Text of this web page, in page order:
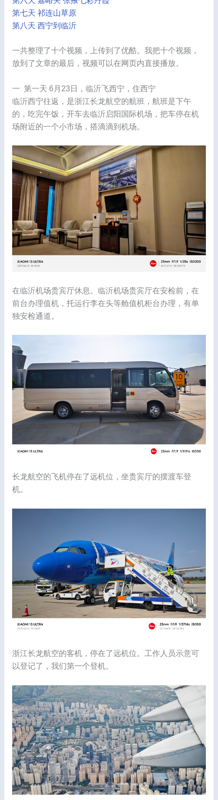
第七天 祁连山草原
第八天 西宁到临沂
一共整理了十个视频，上传到了优酷。我把十个视频，
放到了文章的最后，视频可以在网页内直接播放。
一 第一天 6月23日，临沂飞西宁，住西宁
临沂西宁往返，是浙江长龙航空的航班，航班是下午
的，吃完午饭，开车去临沂启阳国际机场，把车停在机
场附近的一个小市场，搭滴滴到机场。
在临沂机场贵宾厅休息。临沂机场贵宾厅在安检前，在
前台办理值机，托运行李在头等舱值机柜台办理，有单
独安检通道。
长龙航空的飞机停在了远机位，坐贵宾厅的摆渡车登
机。
浙江长龙航空的客机，停在了远机位。工作人员示意可
以登记了，我们第一个登机。